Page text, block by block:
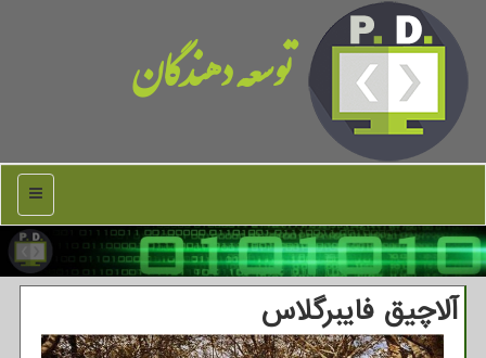
توسعه دهندگان
منو
آلاچیق فایبرگلاس